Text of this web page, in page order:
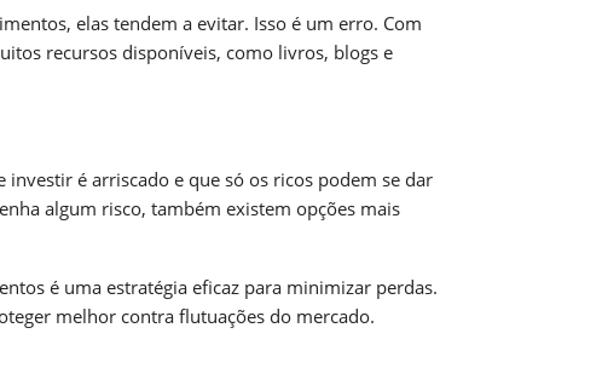
elas tendem a evitar. Isso é um erro. Com
recursos disponíveis, como livros, blogs e
é arriscado e que só os ricos podem se dar
algum risco, também existem opções mais
é uma estratégia eficaz para minimizar perdas.
melhor contra flutuações do mercado.